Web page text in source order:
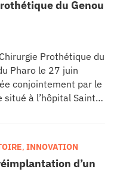
dans 8
du Genou
Prothétique du
Pharo le 27 juin
conjointement par le
situé à l’hôpital Sainte-
d’un
, INNOVATION